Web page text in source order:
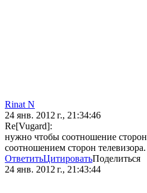
Rinat N
24 янв. 2012 г., 21:34:46
Re[Vugard]:
нужно чтобы соотношение
соотношением сторон телевизора.
ОтветитьЦитироватьПоделиться
24 янв. 2012 г., 21:43:44